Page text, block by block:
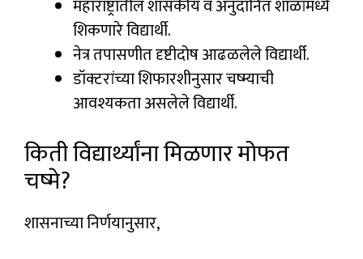
महाराष्ट्रातील शासकीय व अनुदानित शाळांमध्ये
शिकणारे विद्यार्थी.
नेत्र तपासणीत दृष्टीदोष आढळलेले विद्यार्थी.
डॉक्टरांच्या शिफारशीनुसार चष्म्याची
आवश्यकता असलेले विद्यार्थी.
किती विद्यार्थ्यांना मिळणार मोफत
चष्मे?
शासनाच्या निर्णयानुसार,